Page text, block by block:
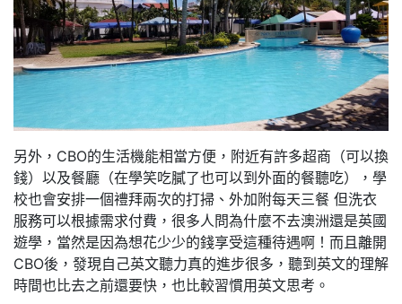
另外，CBO的生活機能相當方便，附近有許多超商（可以換
錢）以及餐廳（在學笑吃膩了也可以到外面的餐聽吃），學
校也會安排一個禮拜兩次的打掃、外加附每天三餐 但洗衣
服務可以根據需求付費，很多人問為什麼不去澳洲還是英國
遊學，當然是因為想花少少的錢享受這種待遇啊！而且離開
CBO後，發現自己英文聽力真的進步很多，聽到英文的理解
時間也比去之前還要快，也比較習慣用英文思考。